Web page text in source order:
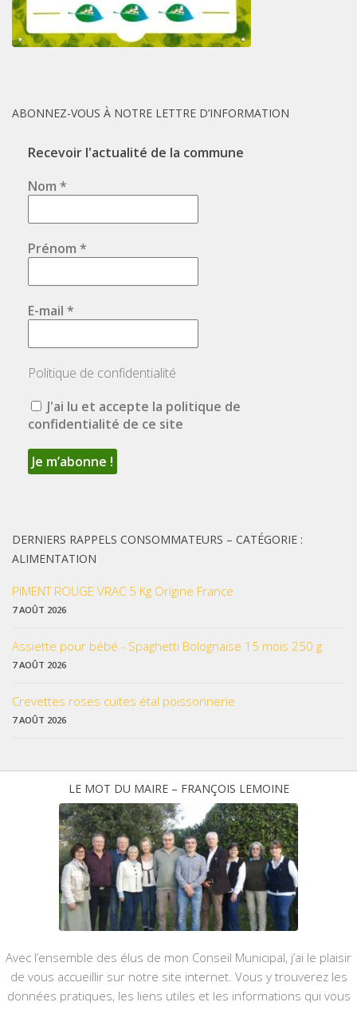
ABONNEZ-VOUS À NOTRE LETTRE D’INFORMATION
Recevoir l'actualité de la commune
Nom *
Prénom *
E-mail *
Politique de confidentialité
J'ai lu et accepte la politique de
confidentialité de ce site
DERNIERS RAPPELS CONSOMMATEURS – CATÉGORIE :
ALIMENTATION
PIMENT ROUGE VRAC 5 Kg Origine France
7 AOÛT 2026
Assiette pour bébé - Spaghetti Bolognaise 15 mois 250 g
7 AOÛT 2026
Crevettes roses cuites étal poissonnerie
7 AOÛT 2026
LE MOT DU MAIRE – FRANÇOIS LEMOINE
Avec l’ensemble des élus de mon Conseil Municipal, j’ai le plaisir
de vous accueillir sur notre site internet. Vous y trouverez les
données pratiques, les liens utiles et les informations qui vous